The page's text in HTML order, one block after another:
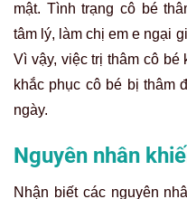
mật. Tình trạng cô bé
tâm lý, làm chị em e ngại
Vì vậy, việc trị thâm cô bé
khắc phục cô bé bị thâm
ngày.
Nguyên nhân
Nhận biết các nguyên